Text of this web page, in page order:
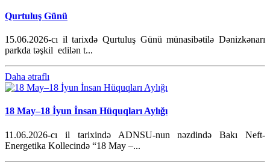
Qurtuluş Günü
15.06.2026-cı il tarixdə Qurtuluş Günü münasibətilə Dənizkənarı
parkda təşkil edilən t...
Daha ətraflı
18 May–18 İyun İnsan Hüquqları Aylığı
11.06.2026-cı il tarixində ADNSU-nun nəzdində Bakı Neft-
Energetika Kollecində “18 May –...